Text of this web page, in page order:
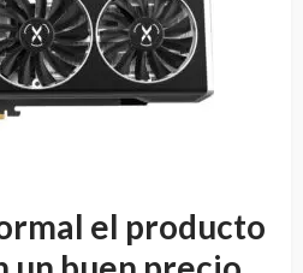
el producto